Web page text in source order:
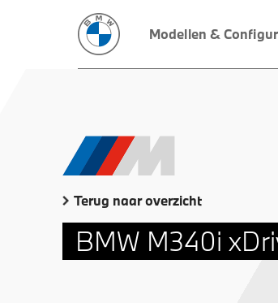
Modellen &
Terug naar overzicht
BMW M340i